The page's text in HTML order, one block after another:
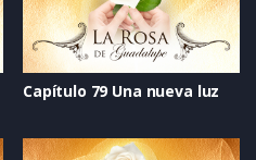
Capítulo 79 Una nueva luz